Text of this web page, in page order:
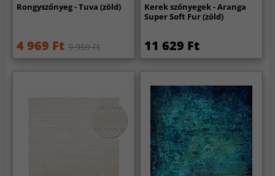
Rongyszőnyeg - Tuva (zöld)
4 969 Ft 9 959 Ft
Kerek szőnyegek - Aranga
Super Soft Fur (zöld)
11 629 Ft